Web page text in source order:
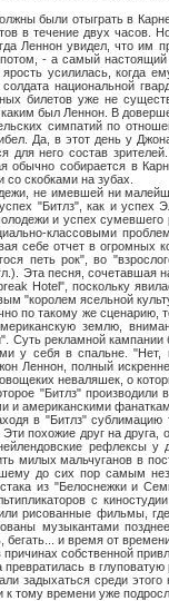
были отыграть в
в течение двух часов.
Леннон увидел, что им
- а самый
усилилась, когда
национальной
билетов уже не
каким был Леннон. В
симпатий по
Да, в этот день у
него состав зрителей.
обычно собирается в
скобками на зубах.
имевшей ни
"Битлз", как и успех
и успех сумевшего
классовыми
себе отчет в огромных
петь рок", во
Эта песня, сочетавшая
Hotel", поскольку
"королем ясельной
такому же сценарию,
землю,
Суть рекламной
у себя в спальне. "Нет,
Леннон, полный
неваляшек, о
"Битлз"
и американскими
в "Битлз"
похожие друг на
рефлексы у
милых мальчуганов в
до сих пор самым
из "Белоснежки и
с
рисованные фильмы,
музыкантами
и время от
собственной
в
задыхаться среди этого
к тому времени уже